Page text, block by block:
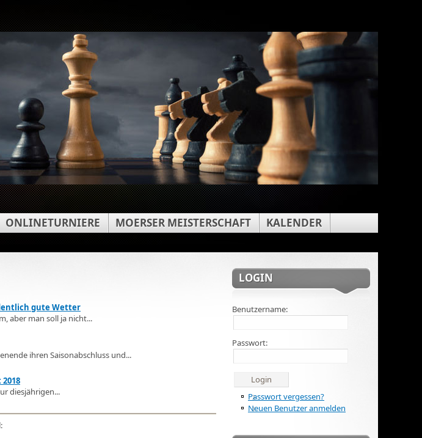
ONLINETURNIERE MOERSER MEISTERSCHAFT KALENDER
gute Wetter
aber man soll ja nicht...
ihren Saisonabschluss und...
diesjährigen...
LOGIN
Benutzername:
Passwort:
Passwort vergessen?
Neuen Benutzer anmelden